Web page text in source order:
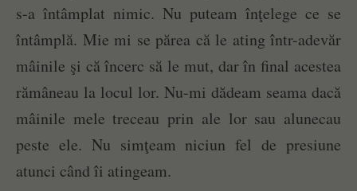
s-a întâmplat nimic. Nu puteam înţelege ce se
întâmplă. Mie mi se părea că le ating într-adevăr
mâinile şi că încerc să le mut, dar în final acestea
rămâneau la locul lor. Nu-mi dădeam seama dacă
mâinile mele treceau prin ale lor sau alunecau
peste ele. Nu simţeam niciun fel de presiune
atunci când îi atingeam.